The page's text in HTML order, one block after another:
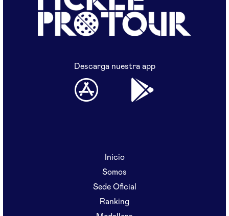
Descarga nuestra app
Inicio
Somos
Sede Oficial
Ranking